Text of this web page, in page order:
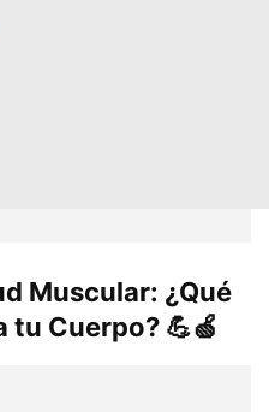
Muscular: ¿Qué
tu Cuerpo? 💪🍏